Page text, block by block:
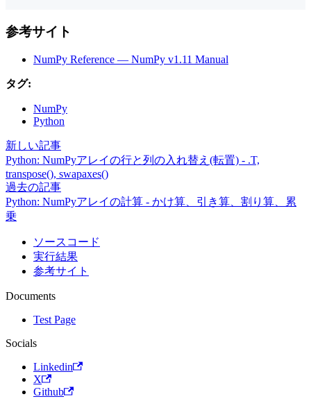
参考サイト
NumPy Reference — NumPy v1.11 Manual
タグ:
NumPy
Python
新しい記事
Python: NumPyアレイの行と列の入れ替え(転置) - .T,
transpose(), swapaxes()
過去の記事
Python: NumPyアレイの計算 - かけ算、引き算、割り算、累
乗
ソースコード
実行結果
参考サイト
Documents
Test Page
Socials
Linkedin
X
Github